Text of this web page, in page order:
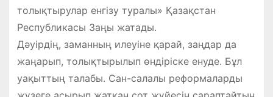
толықтырулар енгізу туралы» Қазақстан
Республикасы Заңы жатады.
Дәуірдің, заманның илеуіне қарай, заңдар да
жаңарып, толықтырылып өндіріске енуде. Бұл
уақыттың талабы. Сан-салалы реформаларды